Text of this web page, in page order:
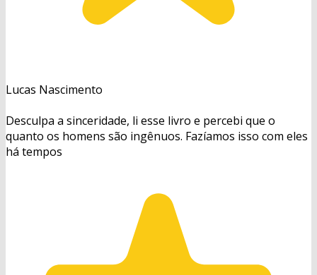
Lucas Nascimento
Desculpa a sinceridade, li esse livro e percebi que o
quanto os homens são ingênuos. Fazíamos isso com eles
há tempos